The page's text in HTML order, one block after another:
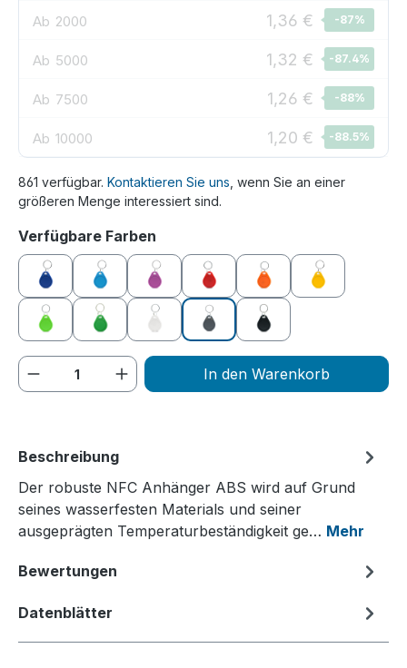
Ab 2000 1,36 € -87%
Ab 5000 1,32 € -87.4%
Ab 7500 1,26 € -88%
Ab 10000 1,20 € -88.5%
861 verfügbar. Kontaktieren Sie uns , wenn Sie an einer
größeren Menge interessiert sind.
Verfügbare Farben
blau hellblau lila rot orange gelb
grün dunkelgrünweiß grau schwarz
Produkt Anzahl: Gib den gewünschten
In den Warenkorb
Beschreibung
Der robuste NFC Anhänger ABS wird auf Grund
seines wasserfesten Materials und seiner
ausgeprägten Temperaturbeständigkeit ge… Mehr
Bewertungen
Datenblätter